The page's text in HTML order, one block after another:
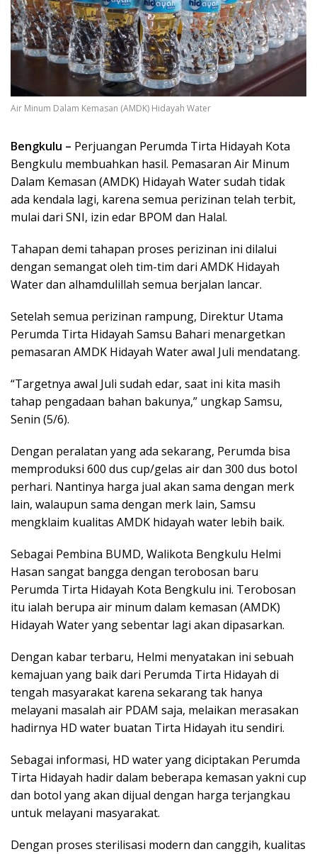
Air Minum Dalam Kemasan (AMDK) Hidayah Water
Bengkulu – Perjuangan Perumda Tirta Hidayah Kota
Bengkulu membuahkan hasil. Pemasaran Air Minum
Dalam Kemasan (AMDK) Hidayah Water sudah tidak
ada kendala lagi, karena semua perizinan telah terbit,
mulai dari SNI, izin edar BPOM dan Halal.
Tahapan demi tahapan proses perizinan ini dilalui
dengan semangat oleh tim-tim dari AMDK Hidayah
Water dan alhamdulillah semua berjalan lancar.
Setelah semua perizinan rampung, Direktur Utama
Perumda Tirta Hidayah Samsu Bahari menargetkan
pemasaran AMDK Hidayah Water awal Juli mendatang.
“Targetnya awal Juli sudah edar, saat ini kita masih
tahap pengadaan bahan bakunya,” ungkap Samsu,
Senin (5/6).
Dengan peralatan yang ada sekarang, Perumda bisa
memproduksi 600 dus cup/gelas air dan 300 dus botol
perhari. Nantinya harga jual akan sama dengan merk
lain, walaupun sama dengan merk lain, Samsu
mengklaim kualitas AMDK hidayah water lebih baik.
Sebagai Pembina BUMD, Walikota Bengkulu Helmi
Hasan sangat bangga dengan terobosan baru
Perumda Tirta Hidayah Kota Bengkulu ini. Terobosan
itu ialah berupa air minum dalam kemasan (AMDK)
Hidayah Water yang sebentar lagi akan dipasarkan.
Dengan kabar terbaru, Helmi menyatakan ini sebuah
kemajuan yang baik dari Perumda Tirta Hidayah di
tengah masyarakat karena sekarang tak hanya
melayani masalah air PDAM saja, melaikan merasakan
hadirnya HD water buatan Tirta Hidayah itu sendiri.
Sebagai informasi, HD water yang diciptakan Perumda
Tirta Hidayah hadir dalam beberapa kemasan yakni cup
dan botol yang akan dijual dengan harga terjangkau
untuk melayani masyarakat.
Dengan proses sterilisasi modern dan canggih, kualitas